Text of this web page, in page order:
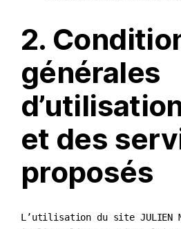
2.
générales
et des
proposés
L’utilisation du site JULIEN